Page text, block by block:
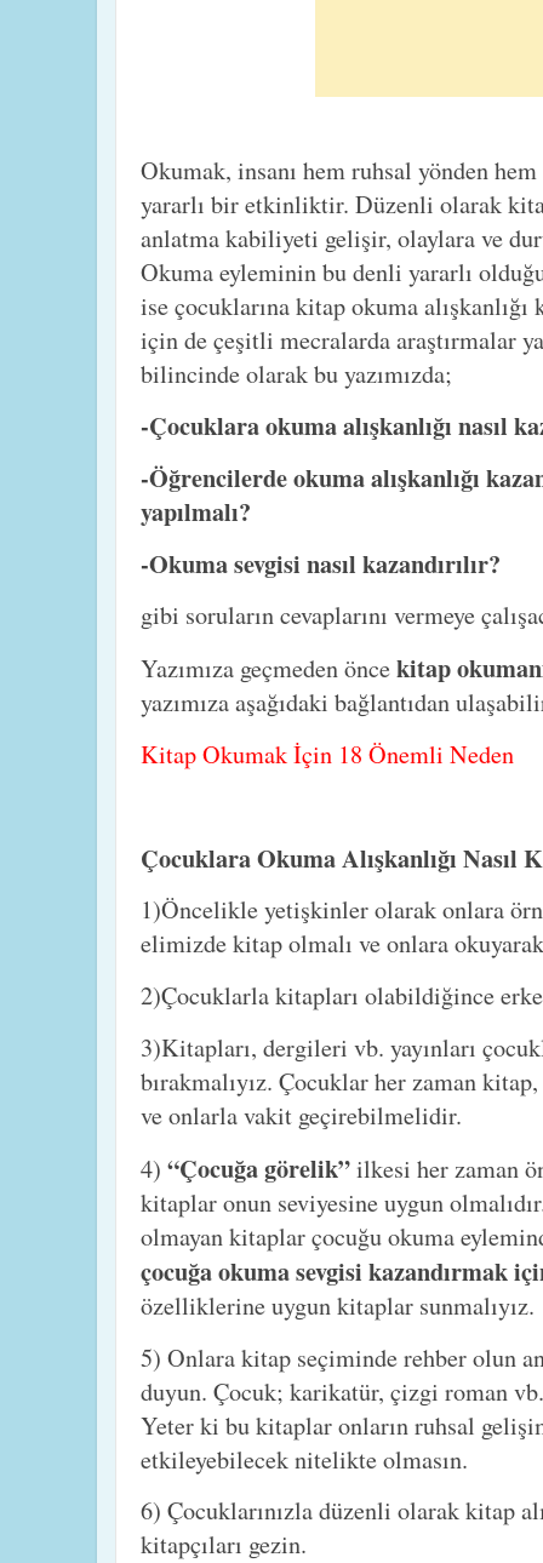
Okumak, insanı hem ruhsal yönden
yararlı bir etkinliktir. Düzenli olarak
anlatma kabiliyeti gelişir, olaylara ve
Okuma eyleminin bu denli yararlı
ise çocuklarına kitap okuma
için de çeşitli mecralarda araştırmalar
bilincinde olarak bu yazımızda;
-Çocuklara okuma alışkanlığı nasıl
-Öğrencilerde okuma alışkanlığı
yapılmalı?
-Okuma sevgisi nasıl kazandırılır?
gibi soruların cevaplarını vermeye
Yazımıza geçmeden öncekitap
yazımıza aşağıdaki bağlantıdan
Kitap Okumak İçin 18 Önemli Neden
Çocuklara Okuma Alışkanlığı Nasıl
1)Öncelikle yetişkinler olarak onlara
elimizde kitap olmalı ve onlara
2)Çocuklarla kitapları olabildiğince
3)Kitapları, dergileri vb. yayınları
bırakmalıyız. Çocuklar her zaman
ve onlarla vakit geçirebilmelidir.
4) “Çocuğa görelik”ilkesi her zaman
kitaplar onun seviyesine uygun
olmayan kitaplar çocuğu okuma
çocuğa okuma sevgisi kazandırmak
özelliklerine uygun kitaplar sunmalıyız.
5) Onlara kitap seçiminde rehber olun
duyun. Çocuk; karikatür, çizgi roman
Yeter ki bu kitaplar onların ruhsal
etkileyebilecek nitelikte olmasın.
6) Çocuklarınızla düzenli olarak kitap
kitapçıları gezin.